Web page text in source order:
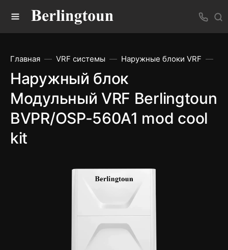
Главная VRF системы Наружные блоки VRF
Наружный блок
Модульный VRF Berlingtoun
BVPR/OSP-560A1 mod cool
kit